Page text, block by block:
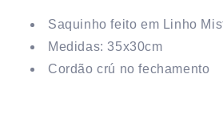
Saquinho feito em Linho
Medidas: 35x30cm
Cordão crú no fechamento